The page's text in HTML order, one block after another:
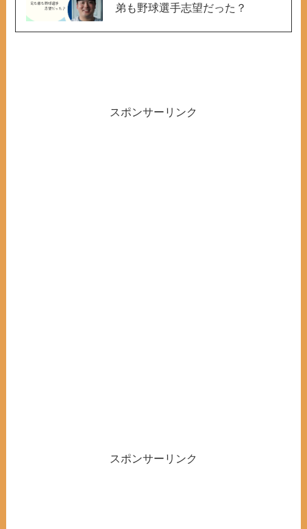
弟も野球選手志望だった？
スポンサーリンク
スポンサーリンク